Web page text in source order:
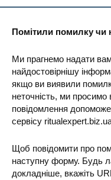
Помітили помилку чи
Ми прагнемо надати
найдостовірнішу
якщо ви виявили
неточність, ми
повідомлення
сервісу
Щоб повідомити про
наступну форму. Будь
докладніше, вкажіть